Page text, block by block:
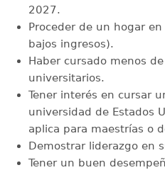
2027.
Proceder de un hogar
bajos ingresos).
Haber cursado menos
universitarios.
Tener interés en cursar
universidad de Estados
aplica para maestrías o
Demostrar liderazgo en
Tener un buen